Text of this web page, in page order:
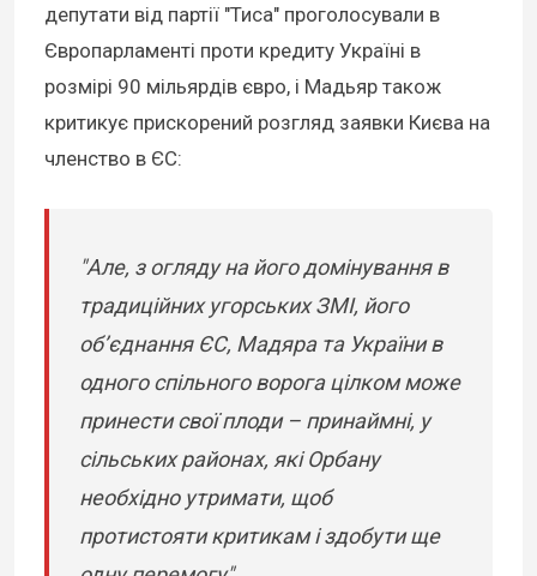
депутати від партії "Тиса" проголосували в
Європарламенті проти кредиту Україні в
розмірі 90 мільярдів євро, і Мадьяр також
критикує прискорений розгляд заявки Києва на
членство в ЄС:
"Але, з огляду на його домінування в
традиційних угорських ЗМІ, його
об’єднання ЄС, Мадяра та України в
одного спільного ворога цілком може
принести свої плоди – принаймні, у
сільських районах, які Орбану
необхідно утримати, щоб
протистояти критикам і здобути ще